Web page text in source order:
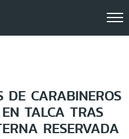
DE CARABINEROS
TALCA TRAS
RESERVADA